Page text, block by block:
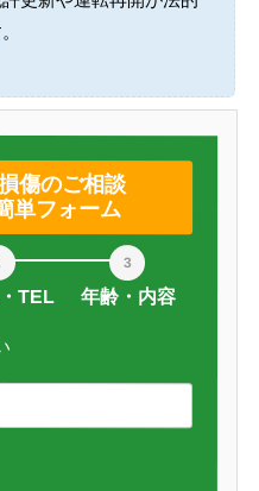
傷のご相談
単フォーム
TEL 年齢・内容